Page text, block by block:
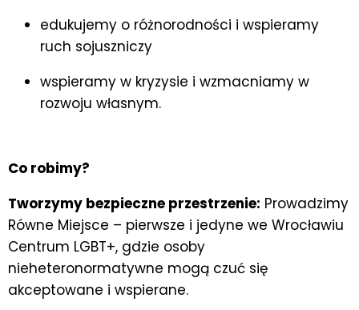
edukujemy o różnorodności i wspieramy
ruch sojuszniczy
wspieramy w kryzysie i wzmacniamy w
rozwoju własnym.
Co robimy?
Tworzymy bezpieczne przestrzenie: Prowadzimy
Równe Miejsce – pierwsze i jedyne we Wrocławiu
Centrum LGBT+, gdzie osoby
nieheteronormatywne mogą czuć się
akceptowane i wspierane.